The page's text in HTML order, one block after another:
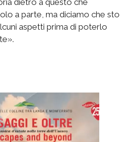
a parte, ma diciamo che sto
aspetti prima di poterlo